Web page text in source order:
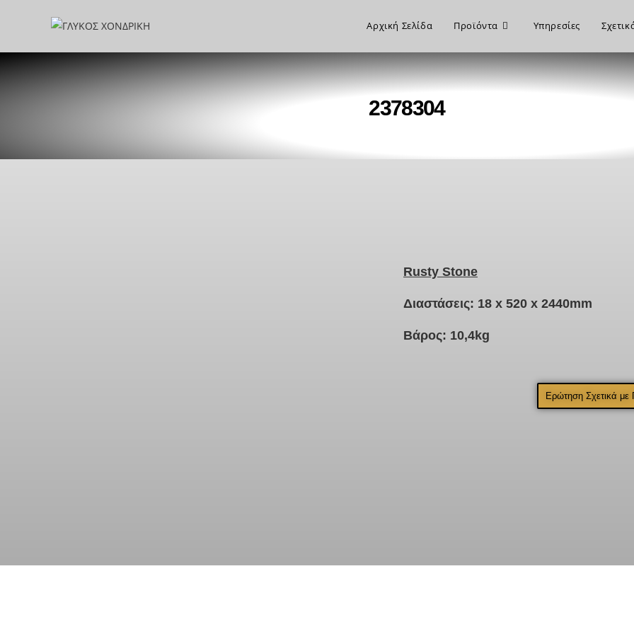
Αρχική Σελίδα Προϊόντα Υπηρεσίες
2378304
Rusty Stone
Διαστάσεις: 18 x 520 x 2440mm
Βάρος: 10,4kg
Ερώτηση Σχετικά με